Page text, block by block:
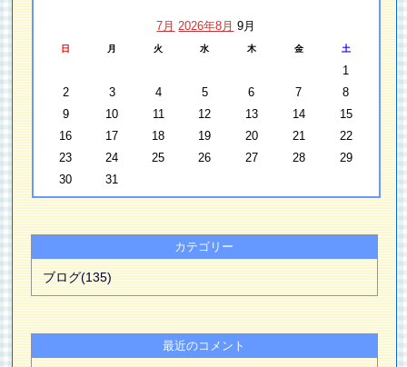
7月 2026年8月 9月
日 月 火 水 木 金 土
1
2
3 4 5 6 7
8
9
10 11 12 13 14
15
16
17 18 19 20 21
22
23
24 25 26 27 28
29
30
31
カテゴリー
ブログ(135)
最近のコメント